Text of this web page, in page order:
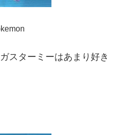
スターミーはあまり好き